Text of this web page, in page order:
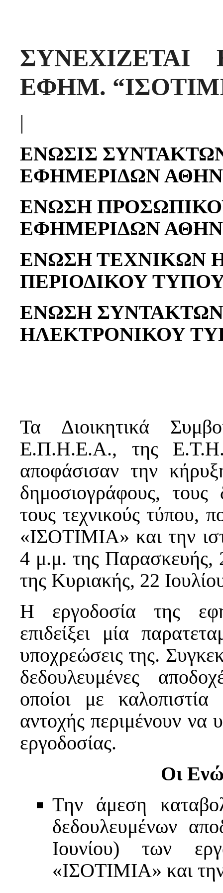
ΕΦΗΜ.
|
ΕΝΩΣΙΣ
ΕΦΗΜΕΡΙΔΩΝ
ΕΝΩΣΗ
ΕΦΗΜΕΡΙΔΩΝ
ΕΝΩΣΗ ΤΕΧΝΙΚΩΝ
ΠΕΡΙΟΔΙΚΟΥ
ΕΝΩΣΗ ΣΥΝΤΑΚΤΩΝ
ΗΛΕΚΤΡΟΝΙΚΟΥ
Τα Διοικητικά
Ε.Π.Η.Ε.Α., της
αποφάσισαν την
δημοσιογράφους, τους
τους τεχνικούς τύπου,
«ΙΣΟΤΙΜΙΑ» και την
4 μ.μ. της Παρασκευής,
της Κυριακής, 22
Η εργοδοσία της
επιδείξει μία
υποχρεώσεις της.
δεδουλευμένες
οποίοι με
αντοχής περιμένουν να
εργοδοσίας.
Οι
Την άμεση
δεδουλευμένων
Ιουνίου) των
«ΙΣΟΤΙΜΙΑ» και